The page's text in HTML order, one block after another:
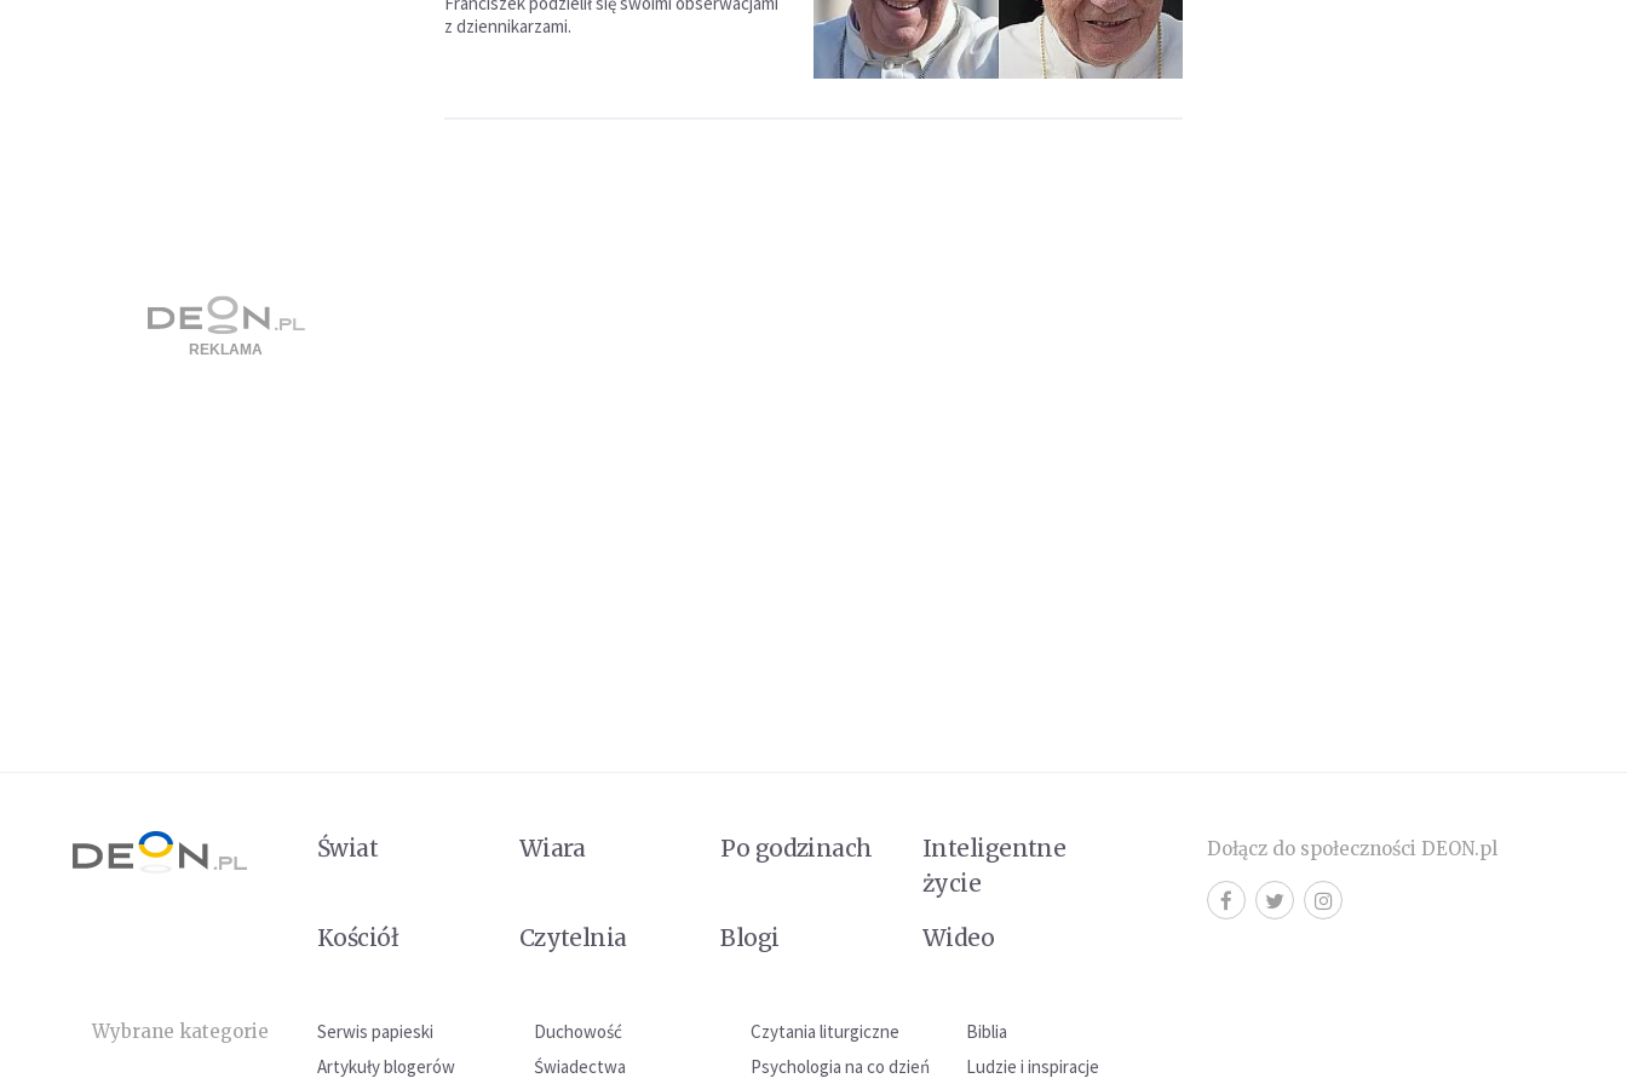
z dziennikarzami.
Świat Wiara Po godzinach
Inteligentne
życie
Kościół
Czytelnia Blogi Wideo
Wybrane kategorie Serwis papieski Duchowość Czytania liturgiczne
Biblia
Artykuły blogerów
Świadectwa Psychologia na co dzień Ludzie i inspiracje
Dołącz do społeczności DEON.pl